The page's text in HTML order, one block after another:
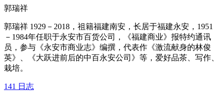
郭瑞祥
郭瑞祥 1929－2018，祖籍福建南安，长居于福建永安，1951
－1984年任职于永安市百货公司，《福建商业》报特约通讯
员，参与《永安市商业志》编撰，代表作《激流献身的林俊
英》、《大跃进前后的中百永安公司》等，爱好品茶、写作、
栽培。
141 日志